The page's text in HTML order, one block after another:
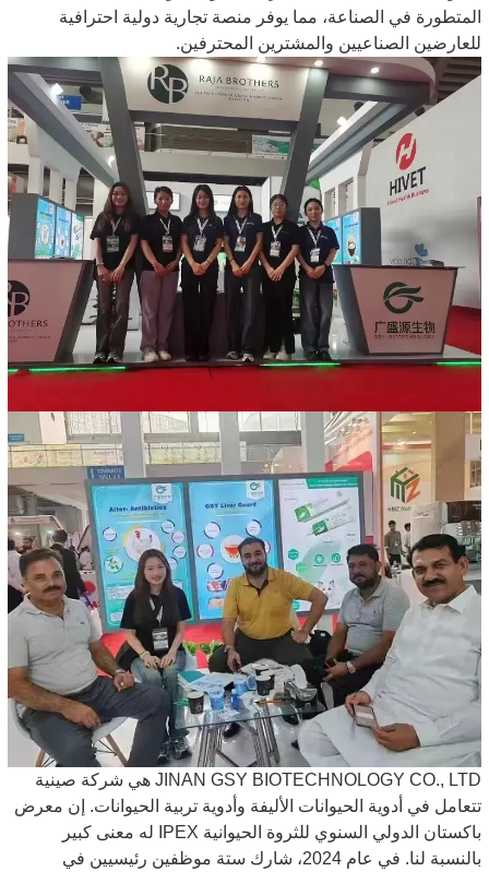
المتطورة في الصناعة، مما يوفر منصة تجارية دولية احترافية
للعارضين الصناعيين والمشترين المحترفين.
JINAN GSY BIOTECHNOLOGY CO., LTD هي شركة صينية
تتعامل في أدوية الحيوانات الأليفة وأدوية تربية الحيوانات. إن معرض
باكستان الدولي السنوي للثروة الحيوانية IPEX له معنى كبير
بالنسبة لنا. في عام 2024، شارك ستة موظفين رئيسيين في